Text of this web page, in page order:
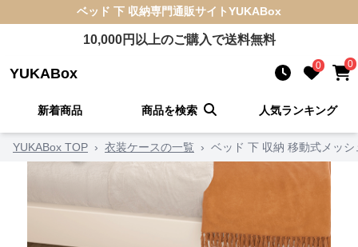
ベッド 下 収納専門通販サイトYUKABox
10,000円以上のご購入で送料無料
YUKABox 0 0
新着商品 商品を検索 人気ランキング
YUKABox TOP › 衣装ケースの一覧 › ベッド 下 収納 移動式メッ